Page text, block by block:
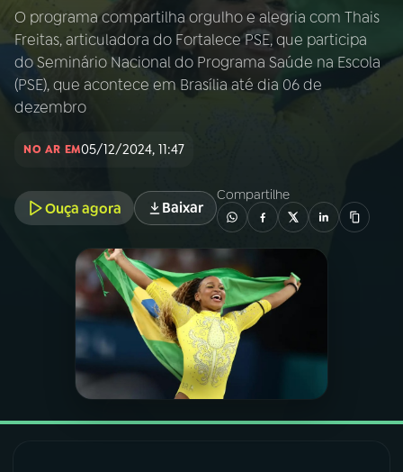
AO VIVO
03PROGRAMAÇÃO
PROGRAMAS
PODCASTS
VIDEOCASTS
O programa compartilha orgulho e alegria com Thais
Freitas, articuladora do Fortalece PSE, que participa
do Seminário Nacional do Programa Saúde na Escola
(PSE), que acontece em Brasília até dia 06 de
dezembro
NO AR EM05/12/2024, 11:47
Ouça agora Baixar
Compartilhe